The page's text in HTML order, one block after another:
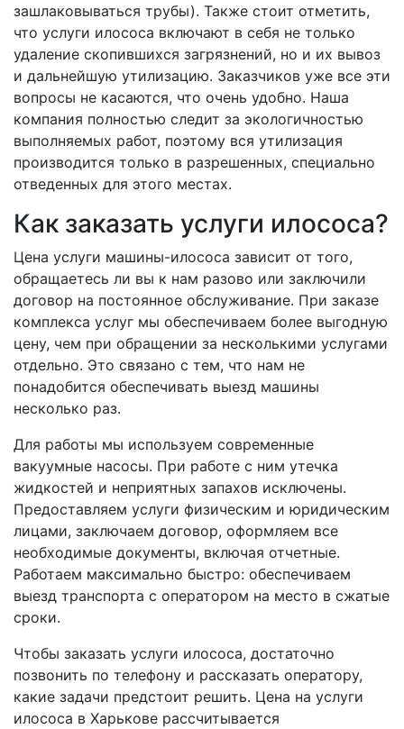
зашлаковываться трубы). Также стоит отметить,
что услуги илососа включают в себя не только
удаление скопившихся загрязнений, но и их вывоз
и дальнейшую утилизацию. Заказчиков уже все эти
вопросы не касаются, что очень удобно. Наша
компания полностью следит за экологичностью
выполняемых работ, поэтому вся утилизация
производится только в разрешенных, специально
отведенных для этого местах.
Как заказать услуги илососа?
Цена услуги машины-илососа зависит от того,
обращаетесь ли вы к нам разово или заключили
договор на постоянное обслуживание. При заказе
комплекса услуг мы обеспечиваем более выгодную
цену, чем при обращении за несколькими услугами
отдельно. Это связано с тем, что нам не
понадобится обеспечивать выезд машины
несколько раз.
Для работы мы используем современные
вакуумные насосы. При работе с ним утечка
жидкостей и неприятных запахов исключены.
Предоставляем услуги физическим и юридическим
лицами, заключаем договор, оформляем все
необходимые документы, включая отчетные.
Работаем максимально быстро: обеспечиваем
выезд транспорта с оператором на место в сжатые
сроки.
Чтобы заказать услуги илососа, достаточно
позвонить по телефону и рассказать оператору,
какие задачи предстоит решить. Цена на услуги
илососа в Харькове рассчитывается